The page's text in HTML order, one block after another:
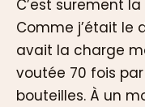
C’est surement
Comme j’était le
avait la charge
voutée 70 fois
bouteilles. À un